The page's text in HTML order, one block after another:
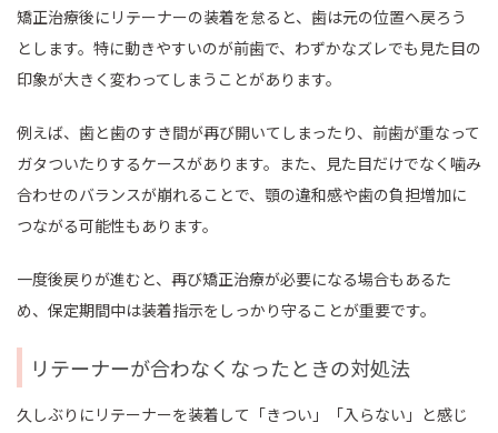
矯正治療後にリテーナーの装着を怠ると、歯は元の位置へ戻ろう
とします。特に動きやすいのが前歯で、わずかなズレでも見た目の
印象が大きく変わってしまうことがあります。
例えば、歯と歯のすき間が再び開いてしまったり、前歯が重なって
ガタついたりするケースがあります。また、見た目だけでなく噛み
合わせのバランスが崩れることで、顎の違和感や歯の負担増加に
つながる可能性もあります。
一度後戻りが進むと、再び矯正治療が必要になる場合もあるた
め、保定期間中は装着指示をしっかり守ることが重要です。
リテーナーが合わなくなったときの対処法
久しぶりにリテーナーを装着して「きつい」「入らない」と感じ